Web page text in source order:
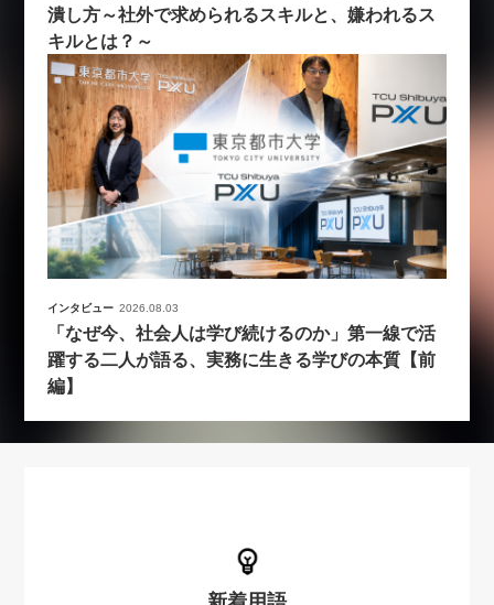
潰し方～社外で求められるスキルと、嫌われるス
キルとは？～
インタビュー 2026.08.03
「なぜ今、社会人は学び続けるのか」第一線で活
躍する二人が語る、実務に生きる学びの本質【前
編】